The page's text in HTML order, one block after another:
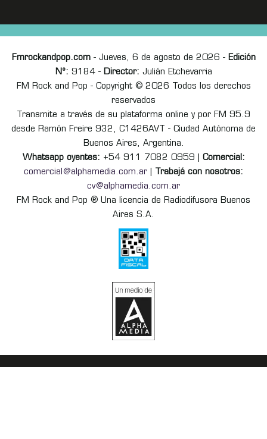
Fmrockandpop.com- Jueves, 6 de agosto de 2026 - Edición
Nº: 9184 - Director: Julián Etchevarria
FM Rock and Pop - Copyright © 2026 Todos los derechos
reservados
Transmite a través de su plataforma online y por FM 95.9
desde Ramón Freire 932, C1426AVT - Ciudad Autónoma de
Buenos Aires, Argentina.
Whatsapp oyentes: +54 911 7082 0959 | Comercial:
comercial@alphamedia.com.ar
Trabajá con nosotros:
cv@alphamedia.com.ar
FM Rock and Pop ® Una licencia de Radiodifusora Buenos
Aires S.A.